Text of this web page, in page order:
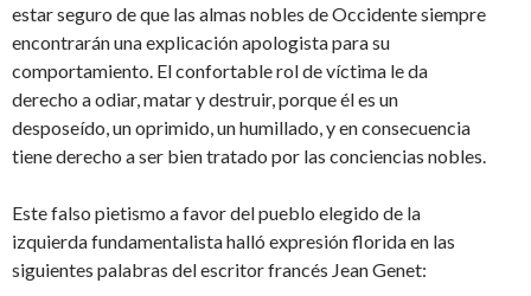
estar seguro de que las almas nobles de Occidente siempre
encontrarán una explicación apologista para su
comportamiento. El confortable rol de víctima le da
derecho a odiar, matar y destruir, porque él es un
desposeído, un oprimido, un humillado, y en consecuencia
tiene derecho a ser bien tratado por las conciencias nobles.
Este falso pietismo a favor del pueblo elegido de la
izquierda fundamentalista halló expresión florida en las
siguientes palabras del escritor francés Jean Genet: